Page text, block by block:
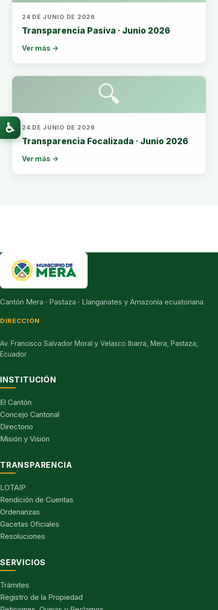
24 DE JUNIO DE 2026
Transparencia Pasiva · Junio 2026
Ver más →
🔍
24 DE JUNIO DE 2026
Transparencia Focalizada · Junio 2026
Ver más →
Cantón Mera · Pastaza · Llanganates y Amazonía ecuatoriana
DIRECCIÓN
Av. Francisco Salvador Moral y Velasco Ibarra, Mera, Pastaza,
Ecuador
INSTITUCIÓN
El Cantón
Concejo Cantonal
Directorio
Misión y Visión
TRANSPARENCIA
LOTAIP
Rendición de Cuentas
Ordenanzas
Gacetas Oficiales
Resoluciones
SERVICIOS
Trámites
Registro de la Propiedad
♿